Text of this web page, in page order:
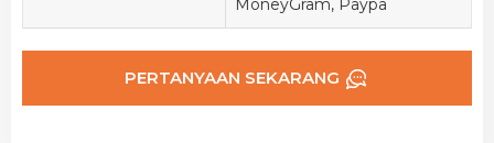
MoneyGram, Paypa
PERTANYAAN SEKARANG